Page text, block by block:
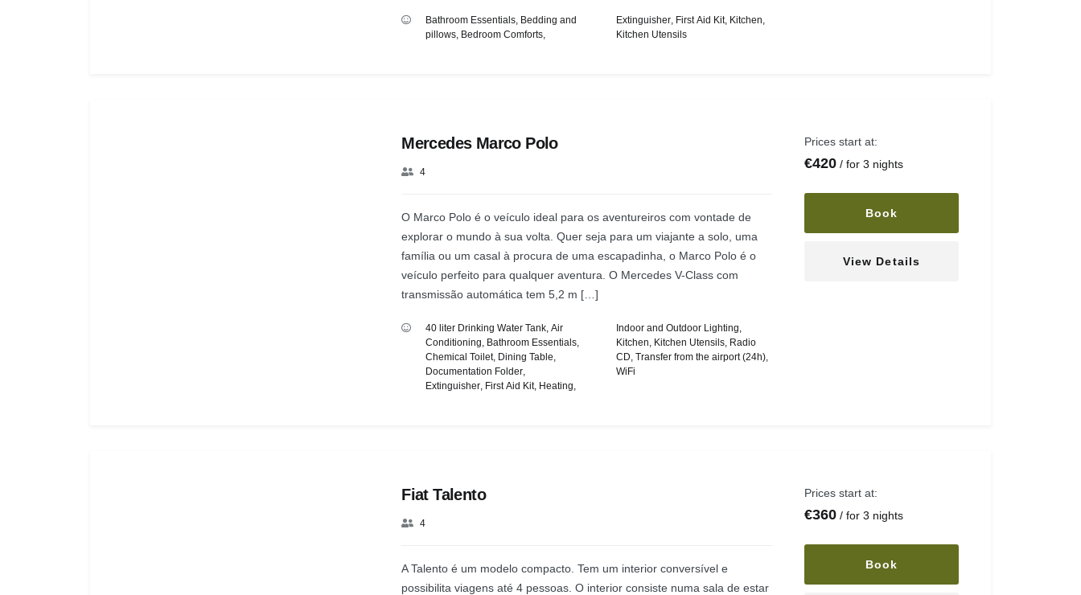
Bathroom Essentials, Bedding and
pillows, Bedroom Comforts,
Extinguisher, First Aid Kit, Kitchen,
Kitchen Utensils
Mercedes Marco Polo
4
O Marco Polo é o veículo ideal para os aventureiros com vontade de
explorar o mundo à sua volta. Quer seja para um viajante a solo, uma
família ou um casal à procura de uma escapadinha, o Marco Polo é o
veículo perfeito para qualquer aventura. O Mercedes V-Class com
transmissão automática tem 5,2 m […]
40 liter Drinking Water Tank,Air
Conditioning, Bathroom Essentials,
Chemical Toilet, Dining Table,
Documentation Folder,
Extinguisher, First Aid Kit, Heating,
Indoor and Outdoor Lighting,
Kitchen, Kitchen Utensils, Radio
CD, Transfer from the airport (24h),
WiFi
Prices start at:
€420 for 3 nights
Book
View Details
Fiat Talento
4
A Talento é um modelo compacto. Tem um interior conversível e
possibilita viagens até 4 pessoas. O interior consiste numa sala de estar
Prices start at:
€360 for 3 nights
Book